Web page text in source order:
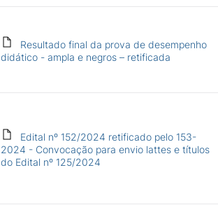
Resultado final da prova de desempenho
didático - ampla e negros – retificada
Edital nº 152/2024 retificado pelo 153-
2024 - Convocação para envio lattes e títulos
do Edital nº 125/2024